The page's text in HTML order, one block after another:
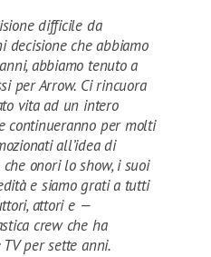
difficile da
decisione che abbiamo
abbiamo tenuto a
per Arrow. Ci rincuora
vita ad un intero
continueranno per molti
all’idea di
onori lo show, i suoi
e siamo grati a tutti
attori e —
crew che ha
per sette anni.